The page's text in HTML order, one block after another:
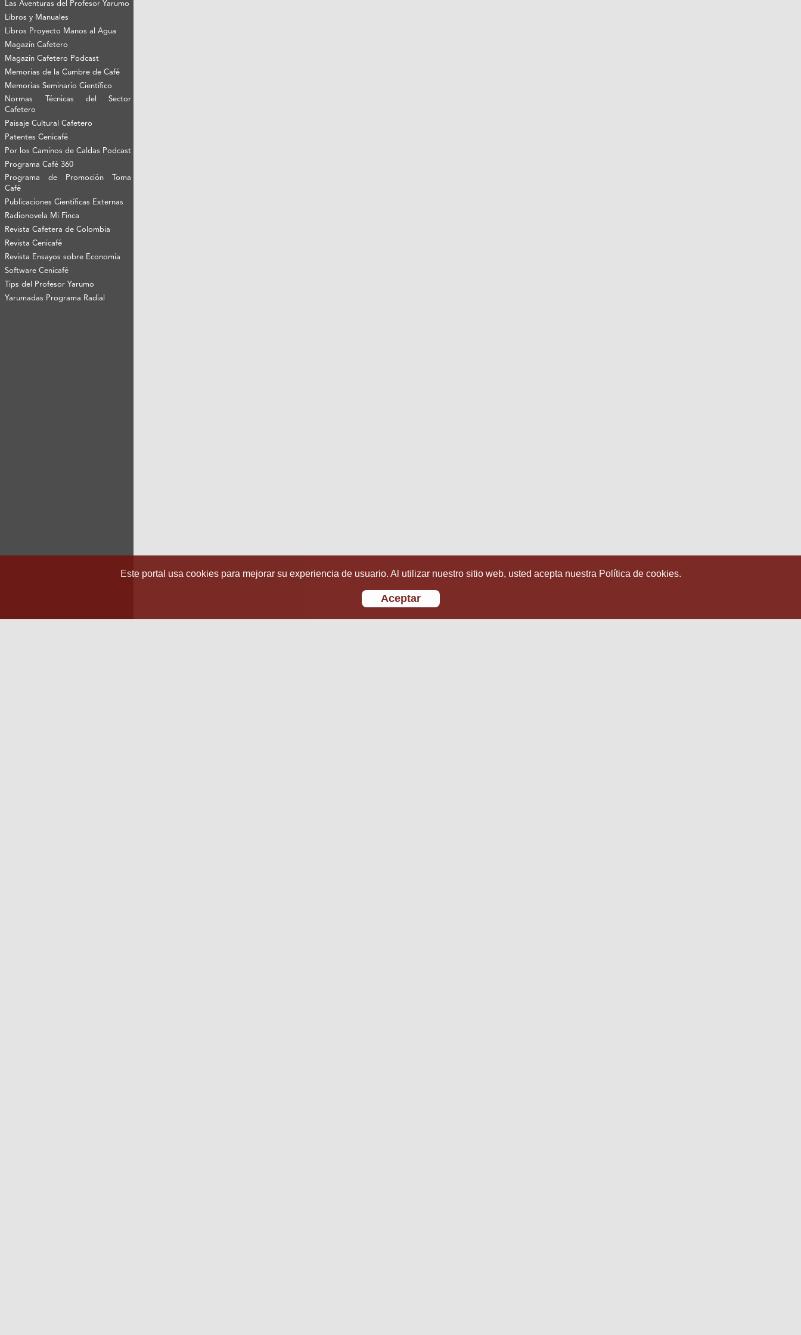
Las Aventuras del Profesor Yarumo
Libros y Manuales
Libros Proyecto Manos al Agua
Magazín Cafetero
Magazín Cafetero Podcast
Memorias de la Cumbre de Café
Memorias Seminario Científico
Normas Técnicas del Sector
Cafetero
Paisaje Cultural Cafetero
Patentes Cenicafé
Por los Caminos de Caldas Podcast
Programa Café 360
Programa de Promoción Toma
Café
Publicaciones Científicas Externas
Radionovela Mi Finca
Revista Cafetera de Colombia
Revista Cenicafé
Revista Ensayos sobre Economía
Software Cenicafé
Tips del Profesor Yarumo
Yarumadas Programa Radial
Este portal usa cookies para mejorar su experiencia de usuario. Al utilizar nuestro sitio web, usted acepta nuestra Política de cookies.
Aceptar